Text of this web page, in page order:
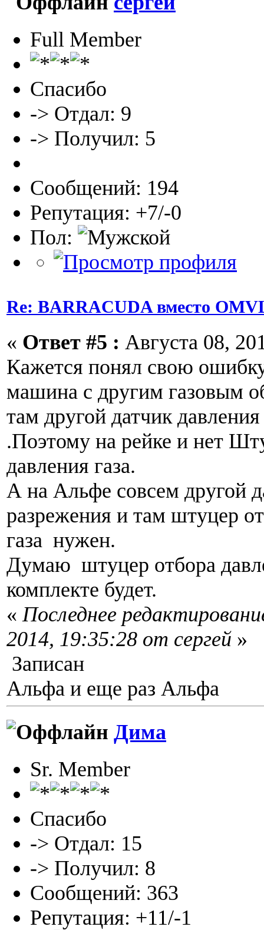
Full Member
Спасибо
-> Отдал: 9
-> Получил: 5
Сообщений: 194
Репутация: +7/-0
Пол:
Re: BARRACUDA вместо
« Ответ #5 : Августа 08,
Кажется понял свою
машина с другим газовым
там другой датчик
.Поэтому на рейке и нет
давления газа.
А на Альфе совсем другой
разрежения и там штуцер
газа нужен.
Думаю штуцер отбора
комплекте будет.
«Последнее
2014, 19:35:28 от сергей »
Записан
Альфа и еще раз Альфа
Дима
Sr. Member
Спасибо
-> Отдал: 15
-> Получил: 8
Сообщений: 363
Репутация: +11/-1